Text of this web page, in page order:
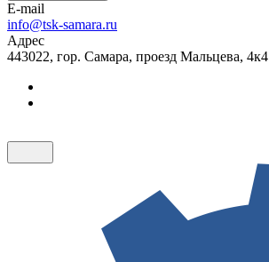
E-mail
info@tsk-samara.ru
Адрес
443022, гор. Самара, проезд Мальцева, 4к4